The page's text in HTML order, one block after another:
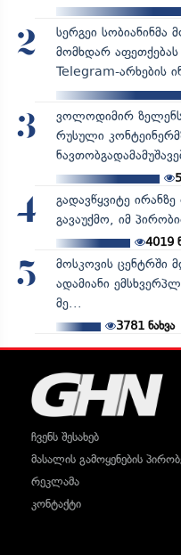
2
სერგეი სობიანინმა
მომხდარ
Telegram-არხების
3
ვოლოდიმირ
რუსული
4
გადავწყვიტე
გავაუქმო, იმ
4019
5
მოსკოვის ცენტრში
ადამიანი
მე...
3781ნახვა
ჩვენს შესახებ
მასალის გამოყენების
რეკლამა
კონტაქტი